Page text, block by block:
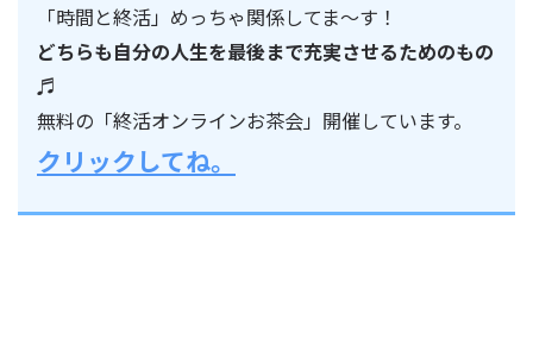
「時間と終活」めっちゃ関係してま～す！
どちらも自分の人生を最後まで充実させるためのもの
♬
無料の「終活オンラインお茶会」開催しています。
クリックしてね。